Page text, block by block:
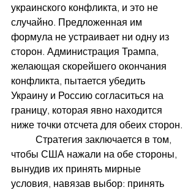
украинского конфликта, и это не
случайно. Предложенная им
формула не устраивает ни одну из
сторон. Администрация Трампа,
желающая скорейшего окончания
конфликта, пытается убедить
Украину и Россию согласиться на
границу, которая явно находится
ниже точки отсчета для обеих сторон.
чтобы США нажали на обе стороны,
вынудив их принять мирные
условия, навязав выбор: принять